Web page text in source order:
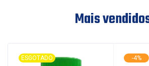
Mais
ESGOTADO -4%